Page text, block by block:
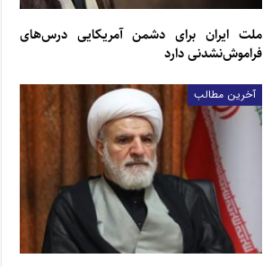
ملت ایران برای دشمن آمریکایی درس‌های
فراموش‌نشدنی دارد
آخرین مطالب